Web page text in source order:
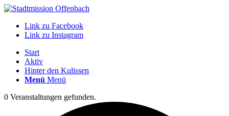
Link zu Facebook
Link zu Instagram
Start
Aktiv
Hinter den Kulissen
Menü Menü
0 Veranstaltungen gefunden.